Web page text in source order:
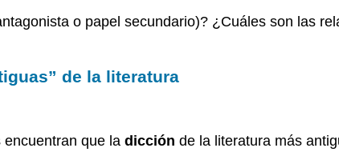
o papel secundario)? ¿Cuáles son las
de la literatura
que la dicción de la literatura más